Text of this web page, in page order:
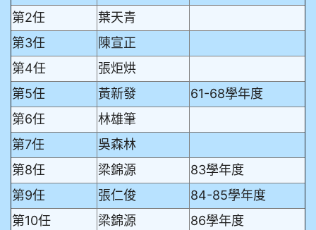
第2任
葉天青
第3任
陳宣正
第4任
張炬烘
第5任
黃新發
61-68學年度
第6任
林雄筆
第7任
吳森林
第8任
梁錦源
83學年度
第9任
張仁俊
84-85學年度
第10任
梁錦源
86學年度